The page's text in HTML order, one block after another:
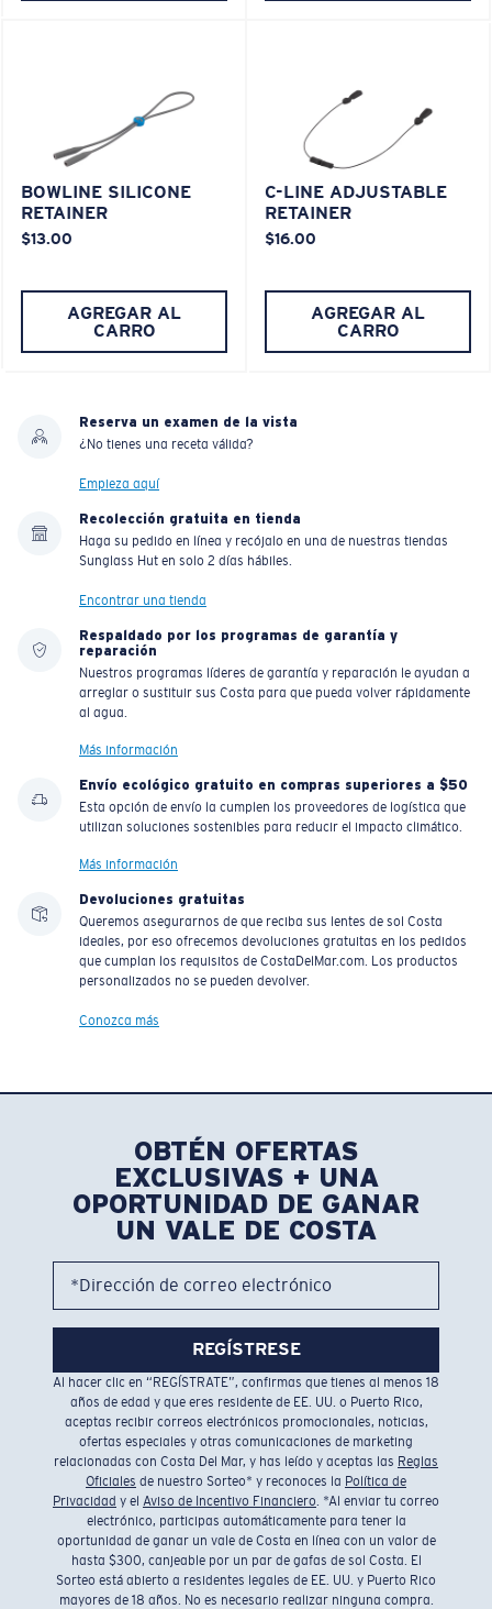
BOWLINE SILICONE
RETAINER
$13.00
AGREGAR AL
CARRO
C-LINE ADJUSTABLE
RETAINER
$16.00
AGREGAR AL
CARRO
Reserva un examen de la vista
¿No tienes una receta válida?
Empieza aquí
Recolección gratuita en tienda
Haga su pedido en línea y recójalo en una de nuestras tiendas
Sunglass Hut en solo 2 días hábiles.
Encontrar una tienda
Respaldado por los programas de garantía y
reparación
Nuestros programas líderes de garantía y reparación le ayudan a
arreglar o sustituir sus Costa para que pueda volver rápidamente
al agua.
Más información
Envío ecológico gratuito en compras superiores a $50
Esta opción de envío la cumplen los proveedores de logística que
utilizan soluciones sostenibles para reducir el impacto climático.
Más información
Devoluciones gratuitas
Queremos asegurarnos de que reciba sus lentes de sol Costa
ideales, por eso ofrecemos devoluciones gratuitas en los pedidos
que cumplan los requisitos de CostaDelMar.com. Los productos
personalizados no se pueden devolver.
Conozca más
OBTÉN OFERTAS
EXCLUSIVAS + UNA
OPORTUNIDAD DE GANAR
UN VALE DE COSTA
*Dirección de correo electrónico
REGÍSTRESE
Al hacer clic en “REGÍSTRATE”, confirmas que tienes al menos 18
años de edad y que eres residente de EE. UU. o Puerto Rico,
aceptas recibir correos electrónicos promocionales, noticias,
ofertas especiales y otras comunicaciones de marketing
relacionadas con Costa Del Mar, y has leído y aceptas las Reglas
Oficiales de nuestro Sorteo* y reconoces la Política de
Privacidad y el Aviso de Incentivo Financiero. *Al enviar tu correo
electrónico, participas automáticamente para tener la
oportunidad de ganar un vale de Costa en línea con un valor de
hasta $300, canjeable por un par de gafas de sol Costa. El
Sorteo está abierto a residentes legales de EE. UU. y Puerto Rico
mayores de 18 años. No es necesario realizar ninguna compra.